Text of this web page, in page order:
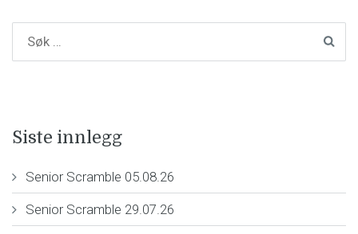
Siste innlegg
Senior Scramble 05.08.26
Senior Scramble 29.07.26